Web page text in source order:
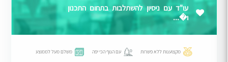
עו"ד עם ניסיון להשתלבות בתחום התכנון
ו�...
מקצוענות ללא פשרות עם הנוף הכי יפה משלם מעל לממוצע